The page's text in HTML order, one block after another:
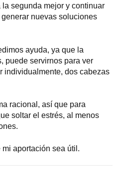
segunda mejor y continuar
nuevas soluciones
ayuda, ya que la
puede servirnos para ver
individualmente, dos cabezas
racional, así que para
soltar el estrés, al menos
aportación sea útil.